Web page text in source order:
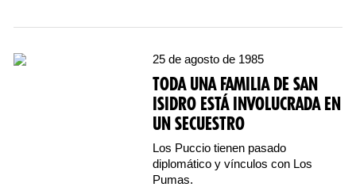
25 de agosto de 1985
TODA UNA FAMILIA DE SAN
ISIDRO ESTÁ INVOLUCRADA EN
UN SECUESTRO
Los Puccio tienen pasado
diplomático y vínculos con Los
Pumas.